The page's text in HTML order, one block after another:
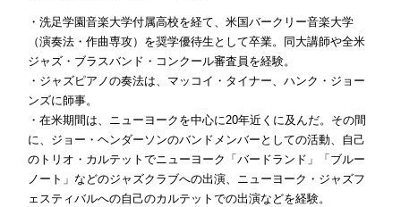
・洗足学園音楽大学付属高校を経て、米国バークリー音楽大学
（演奏法・作曲専攻）を奨学優待生として卒業。同大講師や全米
ジャズ・ブラスバンド・コンクール審査員を経験。
・ジャズピアノの奏法は、マッコイ・タイナー、ハンク・ジョー
ンズに師事。
・在米期間は、ニューヨークを中心に20年近くに及んだ。その間
に、ジョー・ヘンダーソンのバンドメンバーとしての活動、自己
のトリオ・カルテットでニューヨーク「バードランド」「ブルー
ノート」などのジャズクラブへの出演、ニューヨーク・ジャズフ
ェスティバルへの自己のカルテットでの出演などを経験。